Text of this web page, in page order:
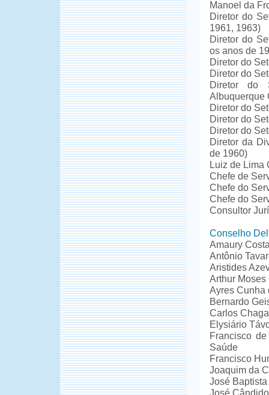
Manoel da
Diretor do
1961, 1963)
Diretor do
os anos de
Diretor do
Diretor do
Diretor do
Albuquerque
Diretor do
Diretor do
Diretor do
Diretor da
de 1960)
Luiz de Lima
Chefe de
Chefe do
Chefe do
Consultor
Conselho
Amaury
Antônio
Aristides
Arthur
Ayres Cunha
Bernardo
Carlos
Elysiário
Francisco
Saúde
Francisco
Joaquim da
José
José